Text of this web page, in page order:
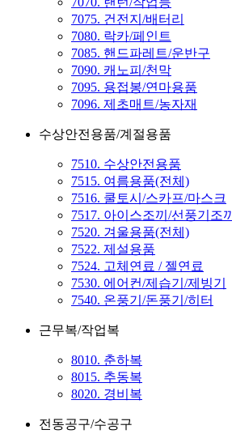
7075. 건전지/배터리
7080. 락카/페인트
7085. 핸드파레트/운반구
7090. 캐노피/천막
7095. 용접봉/연마용품
7096. 제초매트/농자재
수상안전용품/계절용품
7510. 수상안전용품
7515. 여름용품(전체)
7516. 쿨토시/스카프/마스크
7517. 아이스조끼/선풍기조끼
7520. 겨울용품(전체)
7522. 제설용품
7524. 고체연료 / 젤연료
7530. 에어컨/제습기/제빙기
7540. 온풍기/돈풍기/히터
근무복/작업복
8010. 춘하복
8015. 추동복
8020. 경비복
전동공구/수공구